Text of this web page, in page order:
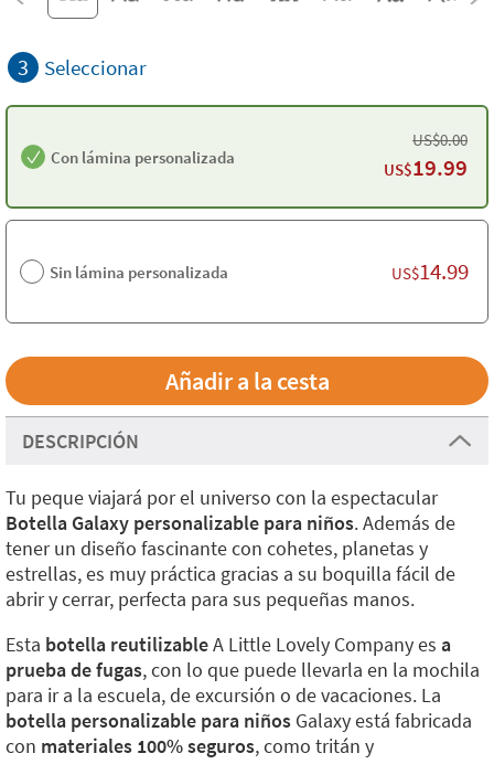
3 Seleccionar
Con lámina personalizada
US$0.00
US$19.99
Sin lámina personalizada US$14.99
DESCRIPCIÓN
Tu peque viajará por el universo con la espectacular
Botella Galaxy personalizable para niños. Además de
tener un diseño fascinante con cohetes, planetas y
estrellas, es muy práctica gracias a su boquilla fácil de
abrir y cerrar, perfecta para sus pequeñas manos.
Esta botella reutilizableA Little Lovely Company es a
prueba de fugas, con lo que puede llevarla en la mochila
para ir a la escuela, de excursión o de vacaciones. La
botella personalizable para niños Galaxy está fabricada
con materiales 100% seguros, como tritán y